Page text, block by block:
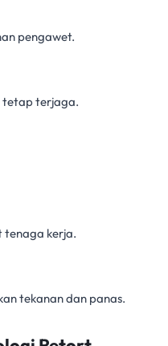
pengawet.
tetap terjaga.
tenaga kerja.
tekanan dan panas.